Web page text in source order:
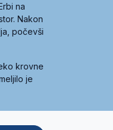
na
Nakon
počevši
krovne
je